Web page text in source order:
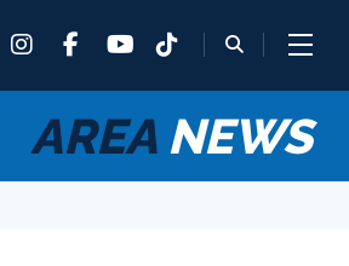
instagram
facebooktiktok
glass
AREA NEWS